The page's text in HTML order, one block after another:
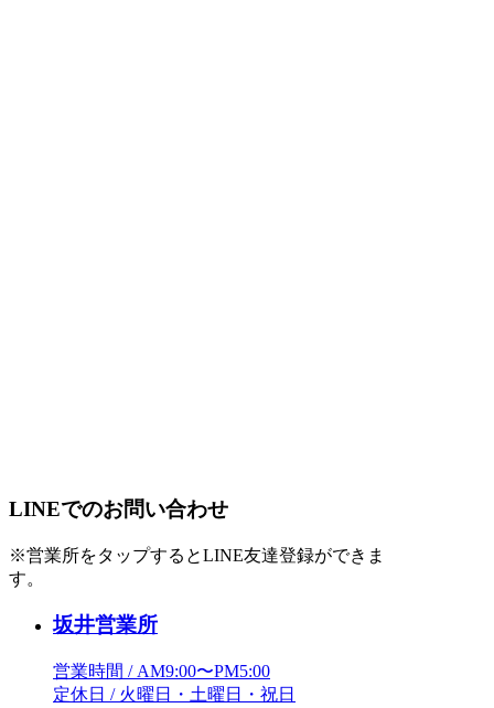
LINEでのお問い合わせ
※営業所をタップするとLINE友達登録ができま
す。
坂井営業所
営業時間 / AM9:00〜PM5:00
定休日 / 火曜日・土曜日・祝日